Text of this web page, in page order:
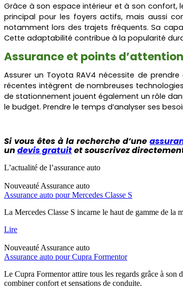
Grâce à son espace intérieur et à son confort,
principal pour les foyers actifs, mais aussi
notamment lors des trajets fréquents. Sa
Cette adaptabilité contribue à la popularité
Assurance et points
Assurer un Toyota RAV4 nécessite de
récentes intègrent de nombreuses
de stationnement jouent également un rôle
le budget. Prendre le temps d’analyser ses
Si vous êtes à la recherche d’une
un devis gratuitet souscrivez
L’actualité de l’assurance auto
Nouveauté Assurance auto
Assurance auto pour Mercedes Classe S
La Mercedes Classe S incarne le haut de gamme de la
Lire
Nouveauté Assurance auto
Assurance auto pour Cupra Formentor
Le Cupra Formentor attire tous les regards grâce à son
combiner confort et sensations de conduite.